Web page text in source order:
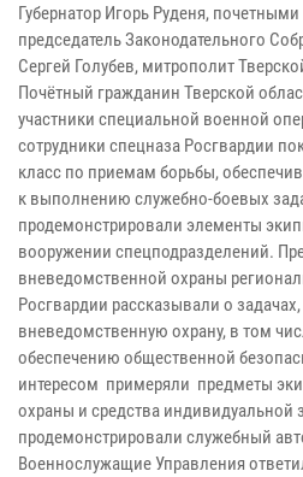
Губернатор Игорь Руденя,
председатель Законодательного
Сергей Голубев, митрополит
Почётный гражданин Тверской
участники специальной военной
сотрудники спецназа Росгвардии
класс по приемам борьбы,
к выполнению служебно-боевых
продемонстрировали элементы
вооружении спецподразделений.
вневедомственной охраны
Росгвардии рассказывали о
вневедомственную охрану, в том
обеспечению общественной
интересом примеряли предметы
охраны и средства индивидуальной
продемонстрировали служебный
Военнослужащие Управления